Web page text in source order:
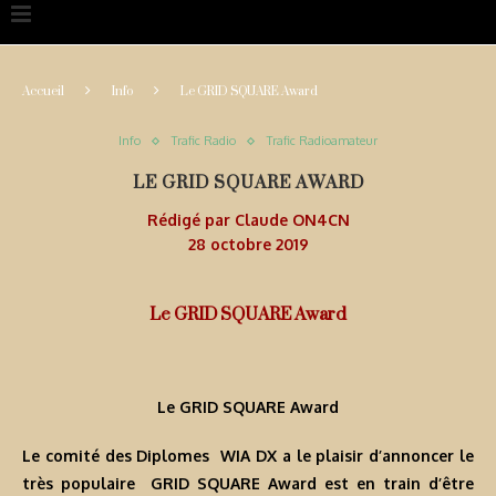
Accueil Info Le GRID SQUARE Award
Info Trafic Radio Trafic Radioamateur
LE GRID SQUARE AWARD
Rédigé par Claude ON4CN
28 octobre 2019
Le GRID SQUARE Award
Le GRID SQUARE Award
Le comité des Diplomes WIA DX a le plaisir d’annoncer le
très populaire GRID SQUARE Award est en train d’être